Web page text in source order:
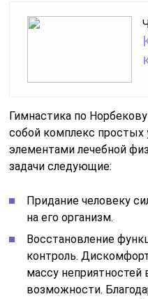
Гимнастика по
собой комплекс простых
элементами лечебной
задачи следующие:
Придание человеку
на его организм.
Восстановление
контроль.
массу неприятностей
возможности.